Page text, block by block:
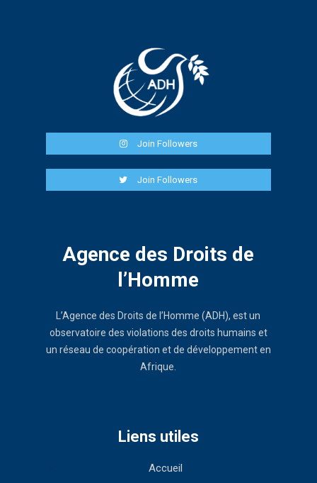
Join Followers
Join Followers
Agence des Droits de
l’Homme
L’Agence des Droits de l’Homme (ADH), est un
observatoire des violations des droits humains et
un réseau de coopération et de développement en
Afrique.
Liens utiles
Accueil